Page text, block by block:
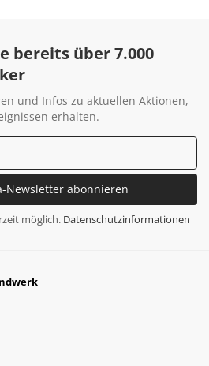
bereits über 7.000
und Infos zu aktuellen Aktionen,
erhalten.
Newsletter abonnieren
möglich. Datenschutzinformationen